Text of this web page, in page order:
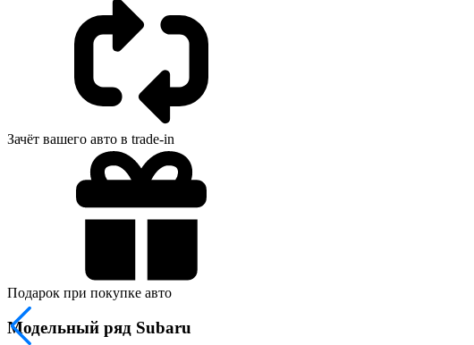
Зачёт вашего авто в trade-in
Подарок при покупке авто
Модельный ряд Subaru